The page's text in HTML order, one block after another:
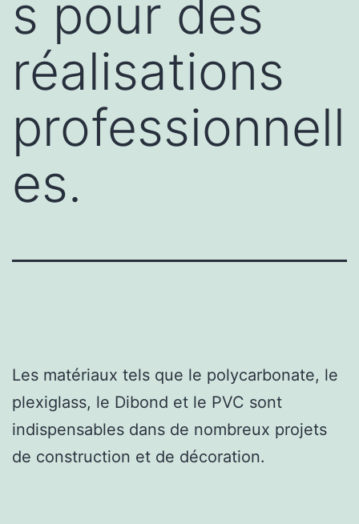
s pour des
réalisations
professionnell
es.
Les matériaux tels que le polycarbonate, le
plexiglass, le Dibond et le PVC sont
indispensables dans de nombreux projets
de construction et de décoration.